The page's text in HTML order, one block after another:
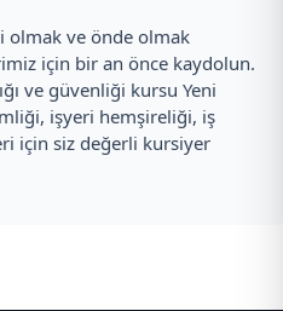
olmak ve önde olmak
için bir an önce kaydolun.
ve güvenliği kursu Yeni
işyeri hemşireliği, iş
için siz değerli kursiyer